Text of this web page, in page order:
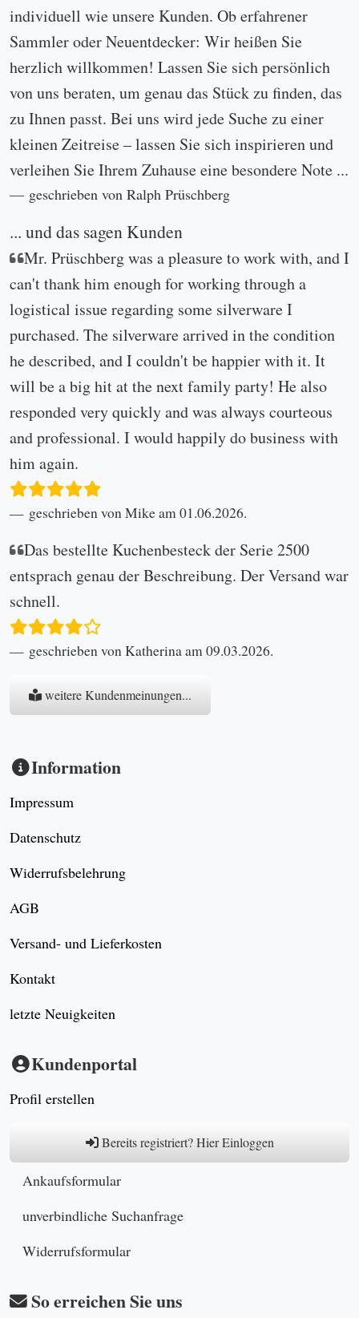
individuell wie unsere Kunden. Ob erfahrener
Sammler oder Neuentdecker: Wir heißen Sie
herzlich willkommen! Lassen Sie sich persönlich
von uns beraten, um genau das Stück zu finden, das
zu Ihnen passt. Bei uns wird jede Suche zu einer
kleinen Zeitreise – lassen Sie sich inspirieren und
verleihen Sie Ihrem Zuhause eine besondere Note ...
geschrieben von Ralph Prüschberg
... und das sagen Kunden
Mr. Prüschberg was a pleasure to work with, and I
can't thank him enough for working through a
logistical issue regarding some silverware I
purchased. The silverware arrived in the condition
he described, and I couldn't be happier with it. It
will be a big hit at the next family party! He also
responded very quickly and was always courteous
and professional. I would happily do business with
him again.
geschrieben von Mike am 01.06.2026.
Das bestellte Kuchenbesteck der Serie 2500
entsprach genau der Beschreibung. Der Versand war
schnell.
geschrieben von Katherina am 09.03.2026.
weitere Kundenmeinungen...
Information
Impressum
Datenschutz
Widerrufsbelehrung
AGB
Versand- und Lieferkosten
Kontakt
letzte Neuigkeiten
Kundenportal
Profil erstellen
Bereits registriert? Hier Einloggen
Ankaufsformular
unverbindliche Suchanfrage
Widerrufsformular
So erreichen Sie uns